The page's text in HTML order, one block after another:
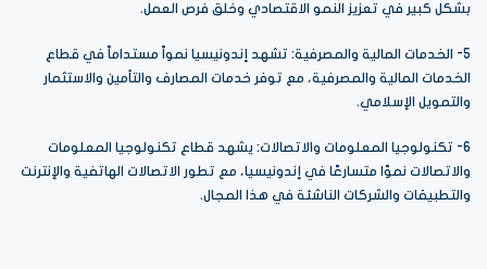
بشكل كبير في تعزيز النمو الاقتصادي وخلق فرص العمل.
5- الخدمات المالية والمصرفية: تشهد إندونيسيا نمواً مستداماً في قطاع
الخدمات المالية والمصرفية، مع توفر خدمات المصارف والتأمين والاستثمار
والتمويل الإسلامي.
6- تكنولوجيا المعلومات والاتصالات: يشهد قطاع تكنولوجيا المعلومات
والاتصالات نموًا متسارعًا في إندونيسيا، مع تطور الاتصالات الهاتفية والإنترنت
والتطبيقات والشركات الناشئة في هذا المجال.